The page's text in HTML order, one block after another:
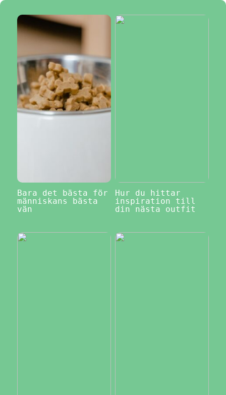
Bara det bästa för
människans bästa
vän
Hur du hittar
inspiration till
din nästa outfit